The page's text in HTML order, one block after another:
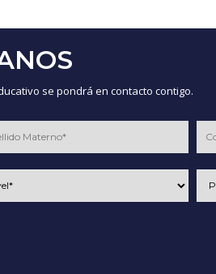
se pondrá en contacto contigo.